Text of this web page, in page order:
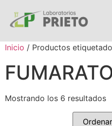
Inicio / Productos
Mostrando los 6 resultados